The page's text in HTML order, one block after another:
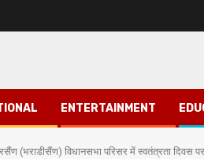
ENTERTAINMENT
(भराडीसैंण) विधानसभा परिसर में स्वतंत्रता दिवस